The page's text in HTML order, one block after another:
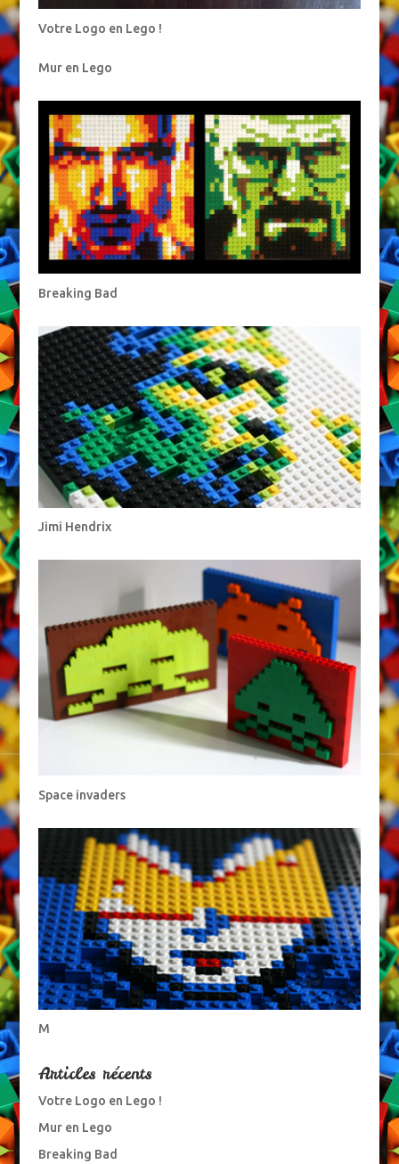
Votre Logo en Lego !
Mur en Lego
Breaking Bad
Jimi Hendrix
Space invaders
M
Articles récents
Votre Logo en Lego !
Mur en Lego
Breaking Bad